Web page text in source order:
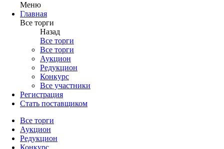
Меню
Главная
Все торги
Назад
Все торги
Все торги
Аукцион
Редукцион
Конкурс
Все участники
Регистрация
Стать поставщиком
Все торги
Аукцион
Редукцион
Конкурс